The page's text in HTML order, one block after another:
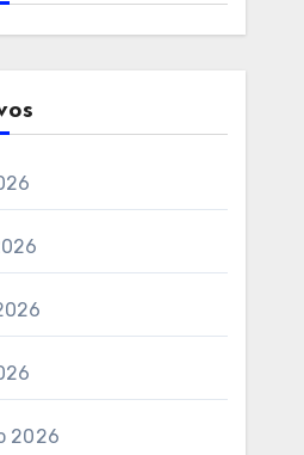
2026